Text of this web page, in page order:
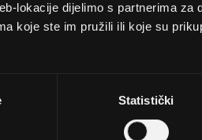
lokacije dijelimo s partnerima za
koje ste im pružili ili koje su
Statistički
Opći uvjeti poslovanja
Napredno pretraživanje
Narudžbe i povrati